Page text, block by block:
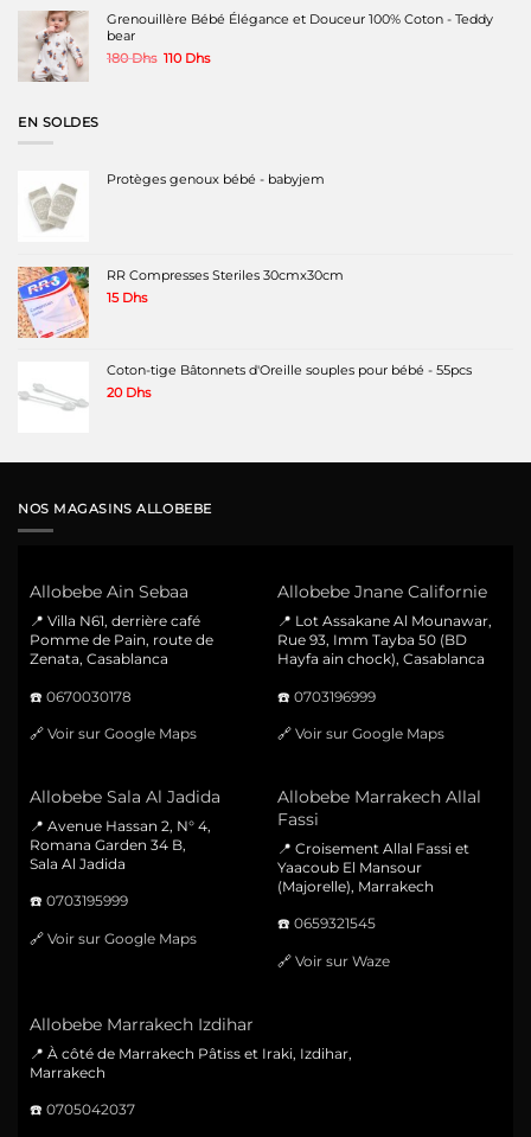
220 Dhs. 150 Dhs.
Grenouillère Bébé Élégance et Douceur 100% Coton - Teddy
bear
180Dhs Le
110 DhsLe
EN SOLDES
Protèges genoux bébé - babyjem
RR Compresses Steriles 30cmx30cm
15 Dhs
Coton-tige Bâtonnets d'Oreille souples pour bébé - 55pcs
20 Dhs
NOS MAGASINS ALLOBEBE
Allobebe Ain Sebaa
📍 Villa N61, derrière café
Pomme de Pain, route de
Zenata, Casablanca
☎️ 0670030178
🔗 Voir sur Google Maps
Allobebe Jnane Californie
📍 Lot Assakane Al Mounawar,
Rue 93, Imm Tayba 50 (BD
Hayfa ain chock), Casablanca
☎️ 0703196999
🔗 Voir sur Google Maps
Allobebe Sala Al Jadida
📍 Avenue Hassan 2, N° 4,
Romana Garden 34 B,
Sala Al Jadida
☎️ 0703195999
🔗 Voir sur Google Maps
Allobebe Marrakech Allal
Fassi
📍 Croisement Allal Fassi et
Yaacoub El Mansour
(Majorelle), Marrakech
☎️ 0659321545
🔗 Voir sur Waze
Allobebe Marrakech Izdihar
📍 À côté de Marrakech Pâtiss et Iraki, Izdihar,
Marrakech
☎️ 0705042037